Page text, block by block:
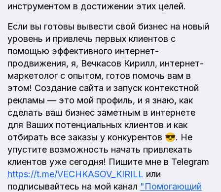
инструментом в достижении этих целей.
Если вы готовы вывести свой бизнес на новый
уровень и привлечь первых клиентов с
помощью эффективного интернет-
продвижения, я, Вечкасов Кирилл, интернет-
маркетолог с опытом, готов помочь вам в
этом! Создание сайта и запуск контекстной
рекламы — это мой профиль, и я знаю, как
сделать ваш бизнес заметным в интернете
для Ваших потенциальных клиентов и как
отбирать все заказы у конкурентов 😎. Не
упустите возможность начать привлекать
клиентов уже сегодня! Пишите мне в Telegram
https://t.me/VECHKASOV_KIRILL или
подписывайтесь на мой канал "Помогающий